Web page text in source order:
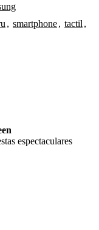
, smartphone, tactil ,
espectaculares